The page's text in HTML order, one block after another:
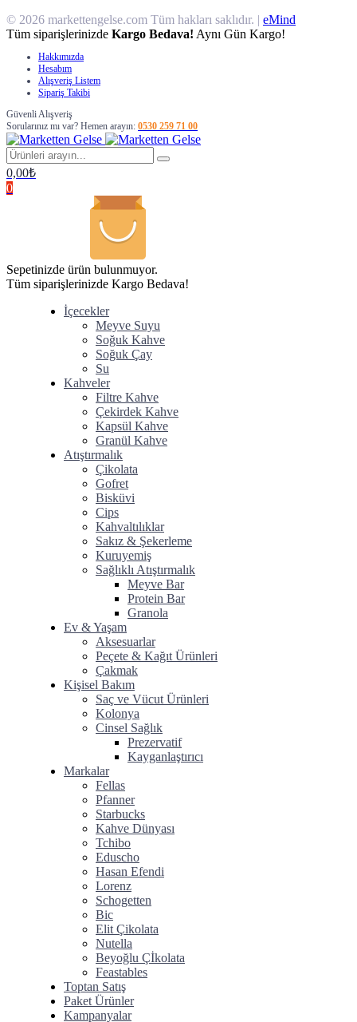
© 2026 markettengelse.com Tüm hakları saklıdır. | eMind
Tüm siparişlerinizde Kargo Bedava! Aynı Gün Kargo!
Hakkımızda
Hesabım
Alışveriş Listem
Sipariş Takibi
Güvenli Alışveriş
Sorularınız mı var? Hemen arayın: 0530 259 71 00
0,00₺
0
Sepetinizde ürün bulunmuyor.
Tüm siparişlerinizde Kargo Bedava!
İçecekler
Meyve Suyu
Soğuk Kahve
⁠Soğuk Çay
Su
Kahveler
Filtre Kahve
Çekirdek Kahve
Kapsül Kahve
Granül Kahve
Atıştırmalık
Çikolata
Gofret
Bisküvi
Cips
Kahvaltılıklar
Sakız & Şekerleme
Kuruyemiş
Sağlıklı Atıştırmalık
Meyve Bar
Protein Bar
Granola
Ev & Yaşam
Aksesuarlar
Peçete & Kağıt Ürünleri
Çakmak
Kişisel Bakım
Saç ve Vücut Ürünleri
Kolonya
Cinsel Sağlık
Prezervatif
Kayganlaştırıcı
Markalar
Fellas
Pfanner
Starbucks
Kahve Dünyası
Tchibo
Eduscho
Hasan Efendi
Lorenz
Schogetten
Bic
Elit Çikolata
Nutella
Beyoğlu Çİkolata
Feastables
Toptan Satış
Paket Ürünler
Kampanyalar